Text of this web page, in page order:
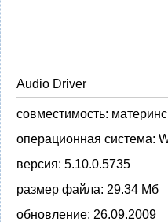
Audio Driver
совместимость:
операционная система:
версия: 5.10.0.5735
размер файла: 29.34 Мб
обновление: 26.09.2009